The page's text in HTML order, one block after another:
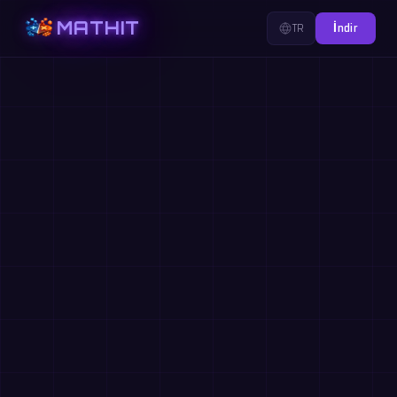
MATHIT TR İndir